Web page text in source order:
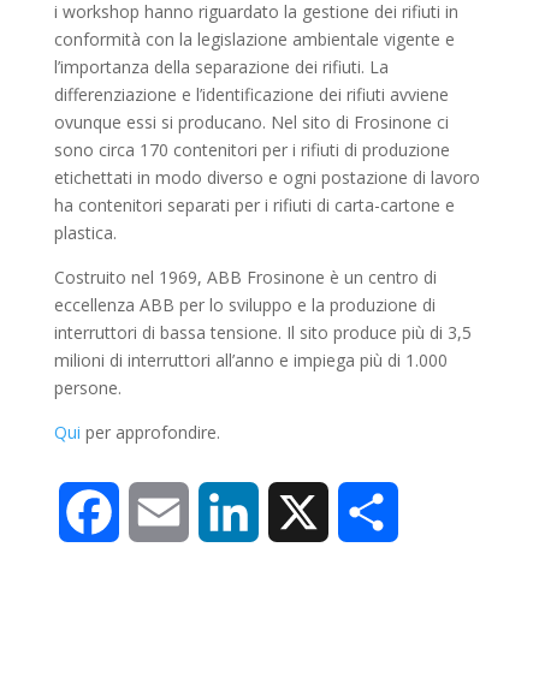
i workshop hanno riguardato la gestione dei rifiuti in
conformità con la legislazione ambientale vigente e
l’importanza della separazione dei rifiuti. La
differenziazione e l’identificazione dei rifiuti avviene
ovunque essi si producano. Nel sito di Frosinone ci
sono circa 170 contenitori per i rifiuti di produzione
etichettati in modo diverso e ogni postazione di lavoro
ha contenitori separati per i rifiuti di carta-cartone e
plastica.
Costruito nel 1969, ABB Frosinone è un centro di
eccellenza ABB per lo sviluppo e la produzione di
interruttori di bassa tensione. Il sito produce più di 3,5
milioni di interruttori all’anno e impiega più di 1.000
persone.
Qui per approfondire.